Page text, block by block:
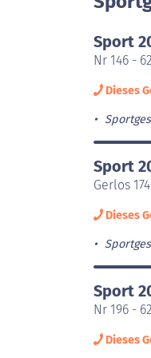
Sport
Nr 146 -
Dieses
Sport
Gerlos
Dieses
Sport
Nr 196 -
Dieses